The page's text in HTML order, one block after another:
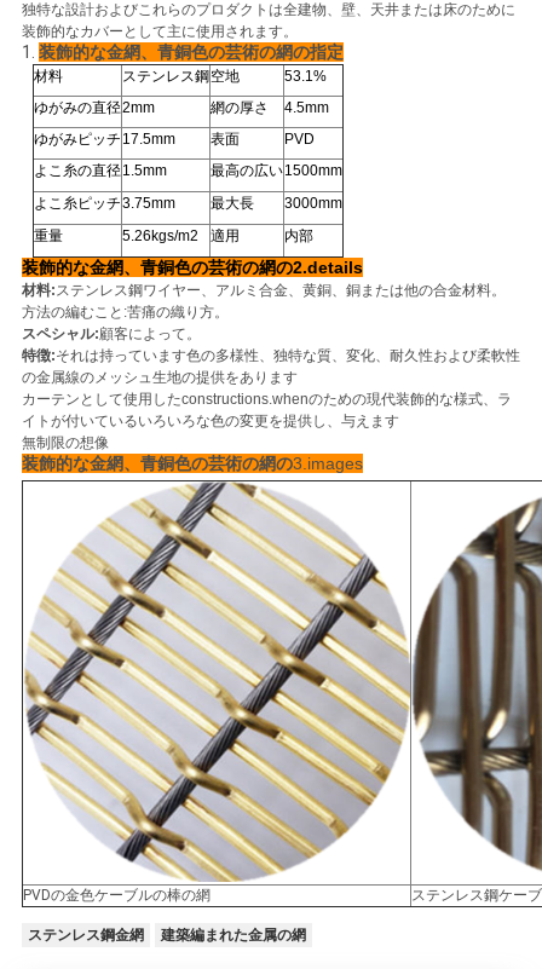
ュ
ー
ス
例
地
図
PRIVACY
POLICY
独特な設計およびこれらのプロダクトは全建物、壁、天井または床のために
装飾的なカバーとして主に使用されます。
1. 装飾的な金網、青銅色の芸術の網の指定
材料 ステンレス鋼 空地
53.1%
ゆがみの直径2mm 網の厚さ
4.5mm
ゆがみピッチ 17.5mm 表面
PVD
よこ糸の直径1.5mm 最高の広い1500mm
よこ糸ピッチ3.75mm 最大長
3000mm
重量
5.26kgs/m2 適用 内部
装飾的な金網、青銅色の芸術の網の2.details
材料:ステンレス鋼ワイヤー、アルミ合金、黄銅、銅または他の合金材料。
方法の編むこと:苦痛の織り方。
スペシャル:顧客によって。
特徴:それは持っています色の多様性、独特な質、変化、耐久性および柔軟性
の金属線のメッシュ生地の提供をあります
カーテンとして使用したconstructions.whenのための現代装飾的な様式、ラ
イトが付いているいろいろな色の変更を提供し、与えます
無制限の想像
装飾的な金網、青銅色の芸術の網の3.images
PVDの金色ケーブルの棒の網 ステンレス鋼ケー
ステンレス鋼金網 建築編まれた金属の網